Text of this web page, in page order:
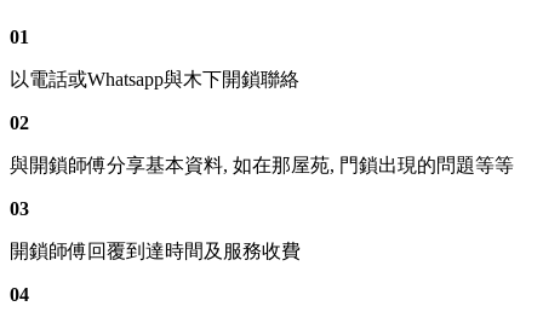
01
以電話或Whatsapp與木下開鎖聯絡
02
與開鎖師傅分享基本資料, 如在那屋苑, 門鎖出現的問題等等
03
開鎖師傅回覆到達時間及服務收費
04